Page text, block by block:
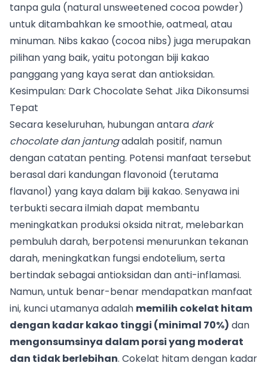
tanpa gula (natural unsweetened cocoa powder)
untuk ditambahkan ke smoothie, oatmeal, atau
minuman. Nibs kakao (cocoa nibs) juga merupakan
pilihan yang baik, yaitu potongan biji kakao
panggang yang kaya serat dan antioksidan.
Kesimpulan: Dark Chocolate Sehat Jika Dikonsumsi
Tepat
Secara keseluruhan, hubungan antara dark
chocolate dan jantungadalah positif, namun
dengan catatan penting. Potensi manfaat tersebut
berasal dari kandungan flavonoid (terutama
flavanol) yang kaya dalam biji kakao. Senyawa ini
terbukti secara ilmiah dapat membantu
meningkatkan produksi oksida nitrat, melebarkan
pembuluh darah, berpotensi menurunkan tekanan
darah, meningkatkan fungsi endotelium, serta
bertindak sebagai antioksidan dan anti-inflamasi.
Namun, untuk benar-benar mendapatkan manfaat
ini, kunci utamanya adalah memilih cokelat hitam
dengan kadar kakao tinggi (minimal 70%) dan
mengonsumsinya dalam porsi yang moderat
dan tidak berlebihan. Cokelat hitam dengan kadar